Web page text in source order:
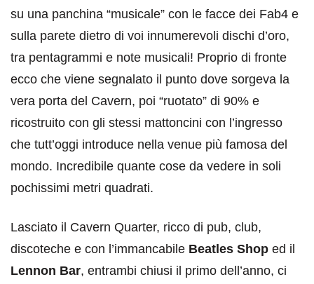
su una panchina “musicale” con le facce dei Fab4 e
sulla parete dietro di voi innumerevoli dischi d’oro,
tra pentagrammi e note musicali! Proprio di fronte
ecco che viene segnalato il punto dove sorgeva la
vera porta del Cavern, poi “ruotato” di 90% e
ricostruito con gli stessi mattoncini con l’ingresso
che tutt’oggi introduce nella venue più famosa del
mondo. Incredibile quante cose da vedere in soli
pochissimi metri quadrati.
Lasciato il Cavern Quarter, ricco di pub, club,
discoteche e con l’immancabile Beatles Shop ed il
Lennon Bar, entrambi chiusi il primo dell’anno, ci